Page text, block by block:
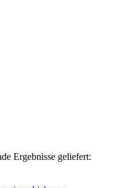
Ergebnisse geliefert: